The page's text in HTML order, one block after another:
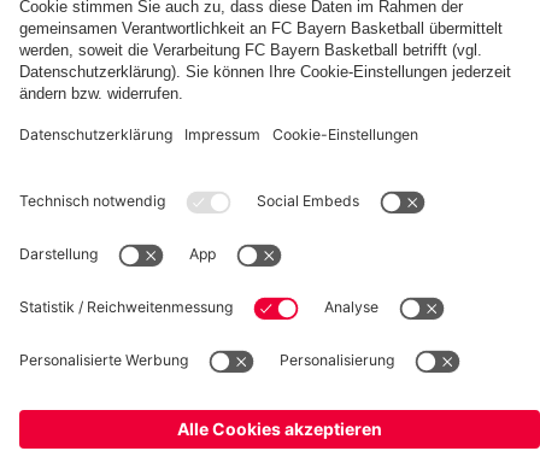
Ben CLUB-
Zone
Fanbereich
Impressum
Datenschutz AGB Barrierefreiheit Hinweisgebersystem
Verträge hier kündigen Cookie Einstellungen